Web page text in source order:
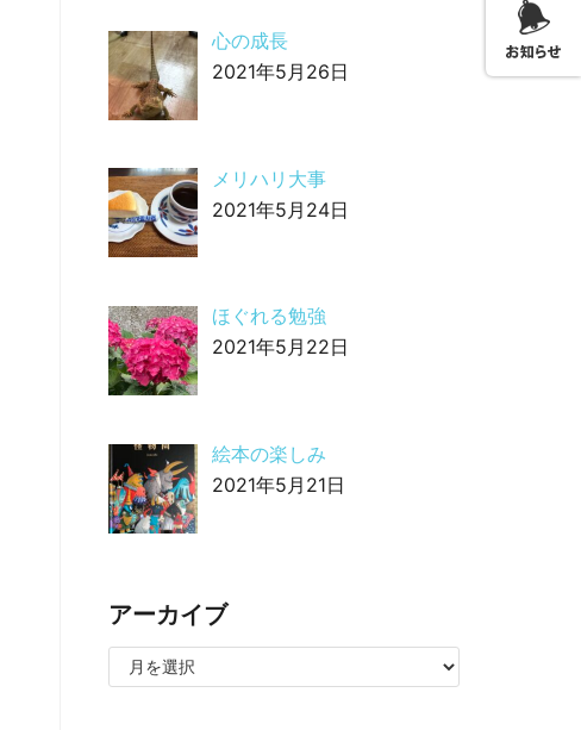
心の成長
2021年5月26日
メリハリ大事
2021年5月24日
ほぐれる勉強
2021年5月22日
絵本の楽しみ
2021年5月21日
アーカイブ